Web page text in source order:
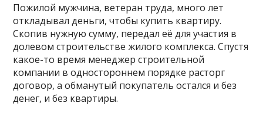
Пожилой мужчина, ветеран труда, много лет
откладывал деньги, чтобы купить квартиру.
Скопив нужную сумму, передал её для участия в
долевом строительстве жилого комплекса. Спустя
какое-то время менеджер строительной
компании в одностороннем порядке расторг
договор, а обманутый покупатель остался и без
денег, и без квартиры.